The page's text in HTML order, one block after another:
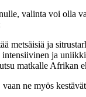
valinta voi olla
metsäisiä ja
ja
matkalle Afrikan
ne myös